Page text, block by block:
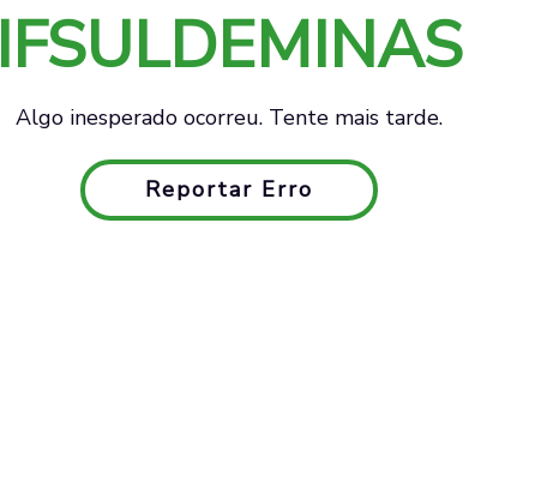
IFSULDEMINAS
Algo inesperado ocorreu. Tente mais tarde.
Reportar Erro